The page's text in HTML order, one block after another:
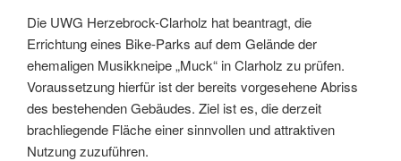
Die UWG Herzebrock-Clarholz hat beantragt, die
Errichtung eines Bike-Parks auf dem Gelände der
ehemaligen Musikkneipe „Muck“ in Clarholz zu prüfen.
Voraussetzung hierfür ist der bereits vorgesehene Abriss
des bestehenden Gebäudes. Ziel ist es, die derzeit
brachliegende Fläche einer sinnvollen und attraktiven
Nutzung zuzuführen.